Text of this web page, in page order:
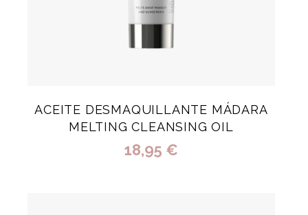
ACEITE DESMAQUILLANTE MÁDARA
MELTING CLEANSING OIL
18,95 €